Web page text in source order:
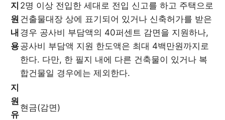
지
원
내
용
2명 이상 전입한 세대로 전입 신고를 하고 주택으로
건출물대장 상에 표기되어 있거나 신축허가를 받은
경우 공사비 부담액의 40퍼센트 감면을 지원하나,
공사비 부담액 지원 한도액은 최대 4백만원까지로
한다. 다만, 한 필지 내에 다른 건축물이 있거나 복
합건물일 경우에는 제외한다.
지
원
유
현금(감면)